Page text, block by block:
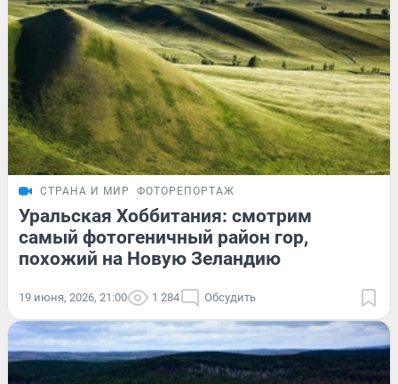
СТРАНА И МИР ФОТОРЕПОРТАЖ
Уральская Хоббитания: смотрим
самый фотогеничный район гор,
похожий на Новую Зеландию
19 июня, 2026, 21:00 1 284 Обсудить